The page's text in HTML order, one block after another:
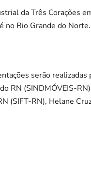
da Três Corações
no Rio Grande do Norte.
serão
RN (SINDMÓVEIS-
(SIFT-RN), Helane